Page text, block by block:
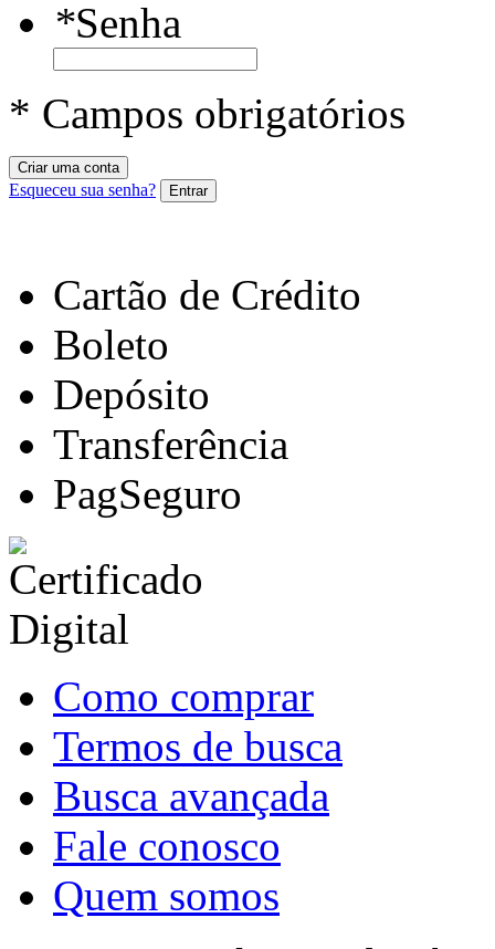
*Senha
* Campos obrigatórios
Criar uma conta
Esqueceu sua senha? Entrar
Cartão de Crédito
Boleto
Depósito
Transferência
PagSeguro
Como comprar
Termos de busca
Busca avançada
Fale conosco
Quem somos